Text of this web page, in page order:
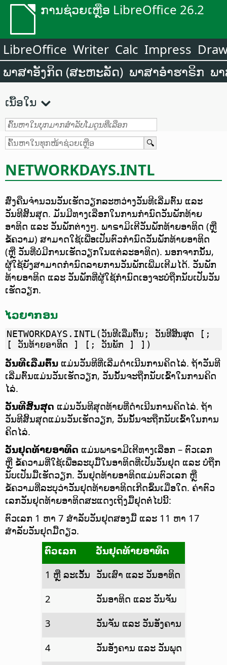
ການຊ່ວຍເຫຼືອ LibreOffice 26.2
LibreOffice Writer Calc Impress
ພາສາອັງກິດ (ສະຫະລັດ) ພາສາອຳຮາຣິກ ພ
ເນື້ອໃນ
NETWORKDAYS.INTL
ສົ່ງຄືນຈຳນວນວັນເຮັດວຽກລະຫວ່າງວັນທີເລີ່ມຕົ້ນ ແລະ
ວັນທີສິ້ນສຸດ. ມັນມີທາງເລືອກໃນການກຳນົດວັນພັກທ້າຍ
ອາທິດ ແລະ ວັນພັກຕ່າງໆ. ພາຣາມິເຕີວັນພັກທ້າຍອາທິດ (ຫຼື
ຂໍ້ຄວາມ) ສາມາດໃຊ້ເພື່ອເປັນຕົວກຳນົດວັນພັກທ້າຍອາທິດ
(ຫຼື ວັນທີ່ບໍ່ມີການເຮັດວຽກໃນແຕ່ລະອາທິດ). ນອກຈາກນັ້ນ,
ຜູ້ໃຊ້ຍັງສາມາດກຳນົດລາຍການວັນພັກເພີ່ມເຕີມໄດ້. ວັນພັກ
ທ້າຍອາທິດ ແລະ ວັນພັກທີ່ຜູ້ໃຊ້ກຳນົດເອງຈະບໍ່ຖືກນັບເປັນວັນ
ເຮັດວຽກ.
ໄວຍາກອນ
NETWORKDAYS.INTL(ວັນທີເລີ່ມຕົ້ນ; ວັນທີສິ້ນສຸດ [;
[ ວັນທ້າຍອາທິດ ] [; ວັນພັກ ] ])
ວັນທີເລີ່ມຕົ້ນ ແມ່ນວັນທີທີ່ເລີ່ມດຳເນີນການຄິດໄລ່. ຖ້າວັນທີ
ເລີ່ມຕົ້ນແມ່ນວັນເຮັດວຽກ, ວັນນັ້ນຈະຖືກນັບເຂົ້າໃນການຄິດ
ໄລ່.
ວັນທີສິ້ນສຸດ ແມ່ນວັນທີສຸດທ້າຍທີ່ດຳເນີນການຄິດໄລ່. ຖ້າ
ວັນທີສິ້ນສຸດແມ່ນວັນເຮັດວຽກ, ວັນນັ້ນຈະຖືກນັບເຂົ້າໃນການ
ຄິດໄລ່.
ວັນຢຸດທ້າຍອາທິດ ແມ່ນພາຣາມີເຕີທາງເລືອກ – ຕົວເລກ
ຫຼື ຂໍ້ຄວາມທີ່ໃຊ້ເພື່ອລະບຸມື້ໃນອາທິດທີ່ເປັນວັນຢຸດ ແລະ ບໍ່ຖືກ
ນັບເປັນມື້ເຮັດວຽກ. ວັນຢຸດທ້າຍອາທິດແມ່ນຕົວເລກ ຫຼື
ຂໍ້ຄວາມທີ່ລະບຸວ່າວັນຢຸດທ້າຍອາທິດເກີດຂຶ້ນເມື່ອໃດ. ຄ່າຕົວ
ເລກວັນຢຸດທ້າຍອາທິດສະແດງເຖິງມື້ຢຸດຕໍ່ໄປນີ້:
ຕົວເລກ 1 ຫາ 7 ສຳລັບວັນຢຸດສອງມື້ ແລະ 11 ຫາ 17
ສຳລັບວັນຢຸດມື້ດຽວ.
ຕົວເລກ
ວັນຢຸດທ້າຍອາທິດ
1 ຫຼື ລະເວັ້ນ ວັນເສົາ ແລະ ວັນອາທິດ
2
ວັນອາທິດ ແລະ ວັນຈັນ
3
ວັນຈັນ ແລະ ວັນອັງຄານ
4
ວັນອັງຄານ ແລະ ວັນພຸດ